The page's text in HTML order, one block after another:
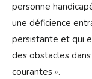
personne
une déficience
persistante et qui
des obstacles
courantes ».